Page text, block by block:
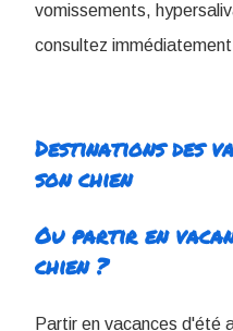
vomissements,
consultez
Destinations des
son chien
Ou partir en
chien ?
Partir en vacances d'été